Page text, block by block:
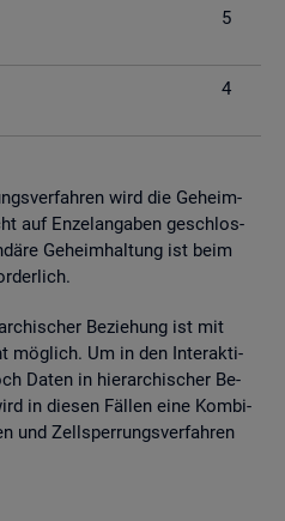
5
4
wird die Ge­heim­
auf En­zel­an­ga­ben ge­schlos­
Ge­heim­hal­tung ist beim
Be­zie­hung ist mit
mög­lich. Um in den In­ter­ak­ti­
Daten in hier­ar­chi­scher Be­
in die­sen Fäl­len eine Kom­bi­
und Zell­sper­rungs­ver­fah­ren